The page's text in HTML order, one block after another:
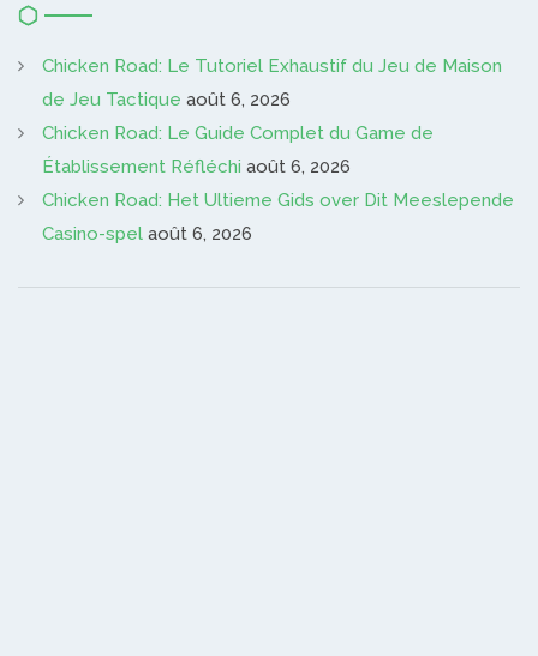
Chicken Road: Le Tutoriel Exhaustif du Jeu de Maison
de Jeu Tactique août 6, 2026
Chicken Road: Le Guide Complet du Game de
Établissement Réfléchi août 6, 2026
Chicken Road: Het Ultieme Gids over Dit Meeslepende
Casino-spel août 6, 2026